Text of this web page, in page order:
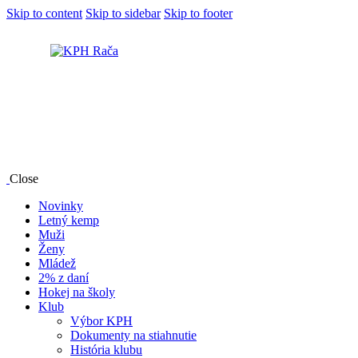
Skip to content Skip to sidebar Skip to footer
Close
Novinky
Letný kemp
Muži
Ženy
Mládež
2% z daní
Hokej na školy
Klub
Výbor KPH
Dokumenty na stiahnutie
História klubu